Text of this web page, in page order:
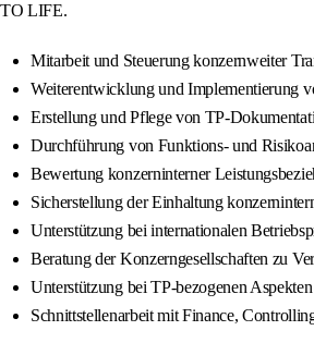
TO LIFE.
Mitarbeit und Steuerung konzernweiter
Weiterentwicklung und Implementierung
Erstellung und Pflege von TP-
Durchführung von Funktions- und
Bewertung konzerninterner
Sicherstellung der Einhaltung
Unterstützung bei internationalen
Beratung der Konzerngesellschaften zu
Unterstützung bei TP-bezogenen
Schnittstellenarbeit mit Finance,